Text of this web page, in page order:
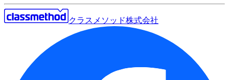
クラスメソッド株式会社